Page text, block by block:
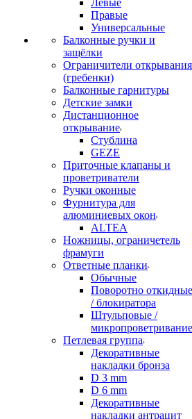
Левые
Правые
Универсальные
Балконные ручки и
защёлки
Ограничители открывания
(гребенки)
Балконные гарнитуры
Детские замки
Дистанционное
открывание
Стублина
GEZE
Приточные клапаны и
проветриватели
Ручки оконные
Фурнитура для
алюминиевых окон
ALTEA
Ножницы, ограничетель
фрамуги
Ответные планки
Обычные
Поворотно откидные
/ блокиратора
Штульповые /
микропроветривание
Петлевая группа
Декоративные
накладки бронза
D 3 mm
D 6 mm
Декоративные
накладки антрацит